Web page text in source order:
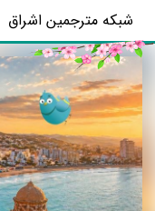
شبکه مترجمین اشراق